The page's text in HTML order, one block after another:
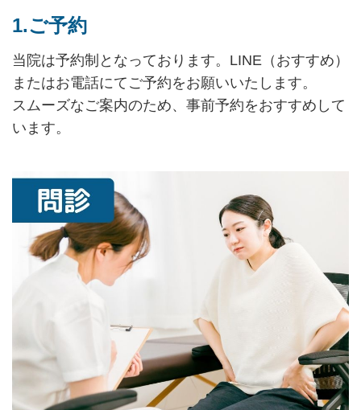
1.ご予約
当院は予約制となっております。LINE（おすすめ）
またはお電話にてご予約をお願いいたします。
スムーズなご案内のため、事前予約をおすすめして
います。